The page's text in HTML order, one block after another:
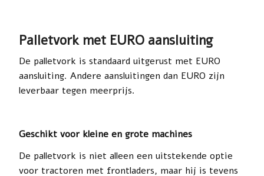
Palletvork met EURO aansluiting
De palletvork is standaard uitgerust met EURO
aansluiting. Andere aansluitingen dan EURO zijn
leverbaar tegen meerprijs.
Geschikt voor kleine en grote machines
De palletvork is niet alleen een uitstekende optie
voor tractoren met frontladers, maar hij is tevens